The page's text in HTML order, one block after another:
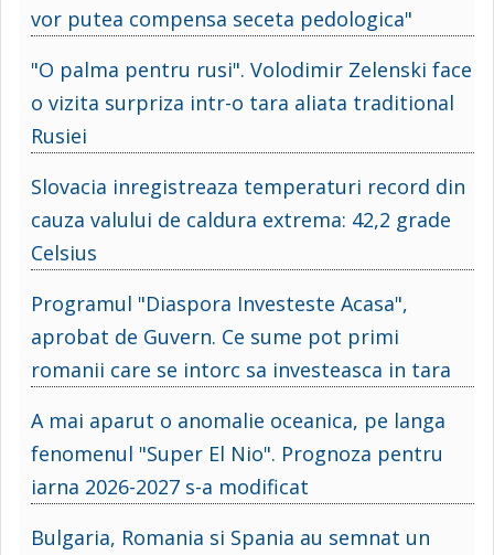
vor putea compensa seceta pedologica"
"O palma pentru rusi". Volodimir Zelenski face
o vizita surpriza intr-o tara aliata traditional
Rusiei
Slovacia inregistreaza temperaturi record din
cauza valului de caldura extrema: 42,2 grade
Celsius
Programul "Diaspora Investeste Acasa",
aprobat de Guvern. Ce sume pot primi
romanii care se intorc sa investeasca in tara
A mai aparut o anomalie oceanica, pe langa
fenomenul "Super El Nio". Prognoza pentru
iarna 2026-2027 s-a modificat
Bulgaria, Romania si Spania au semnat un